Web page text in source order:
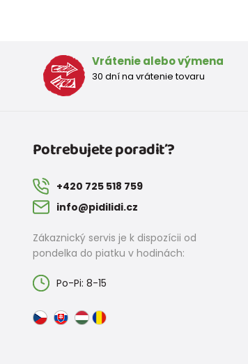
Vrátenie alebo výmena
30 dní na vrátenie tovaru
Potrebujete poradiť?
+420 725 518 759
info@pidilidi.cz
Zákaznický servis je k dispozícii od
pondelka do piatku v hodinách:
Po-Pi: 8-15